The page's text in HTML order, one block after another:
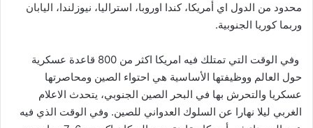
محدود من الدول اي أمريكا، كندا اوروبا، استراليا، نيوزلندا، اليابان
وربما كوريا الجنوبية.
وفي الوقت التي تمتلك فيه امريكا اكثر من 800 قاعدة عسكرية
حول العالم ووظيفتها الأساسية هي احتواء الصين ومحاصرتها
عسكريا والتحرش بها في البحر الصين الجنوبي، يتحدث الاعلام
الغربي ليلا نهارا عن السلوك العدواني للصين. وفي الوقت الذي فيه